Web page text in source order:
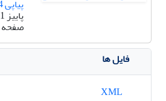
پیاپی 4
پاییز 1401
صفحه
فایل ها